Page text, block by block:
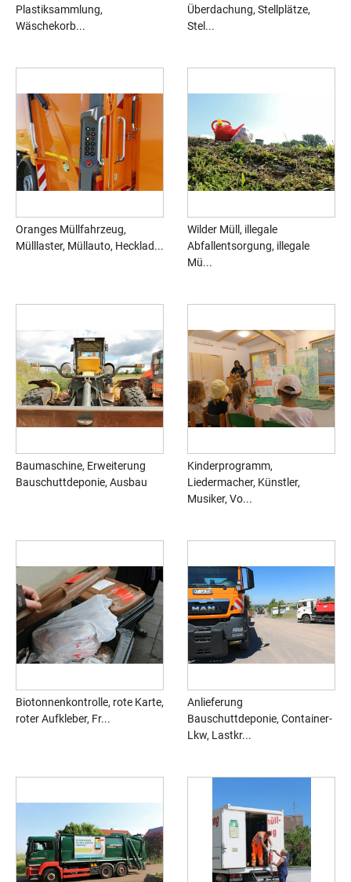
Plastiksammlung,
Wäschekorb...
Überdachung, Stellplätze,
Stel...
Oranges Müllfahrzeug,
Mülllaster, Müllauto, Hecklad...
Wilder Müll, illegale
Abfallentsorgung, illegale
Mü...
Baumaschine, Erweiterung
Bauschuttdeponie, Ausbau
Kinderprogramm,
Liedermacher, Künstler,
Musiker, Vo...
Biotonnenkontrolle, rote Karte,
roter Aufkleber, Fr...
Anlieferung
Bauschuttdeponie, Container-
Lkw, Lastkr...